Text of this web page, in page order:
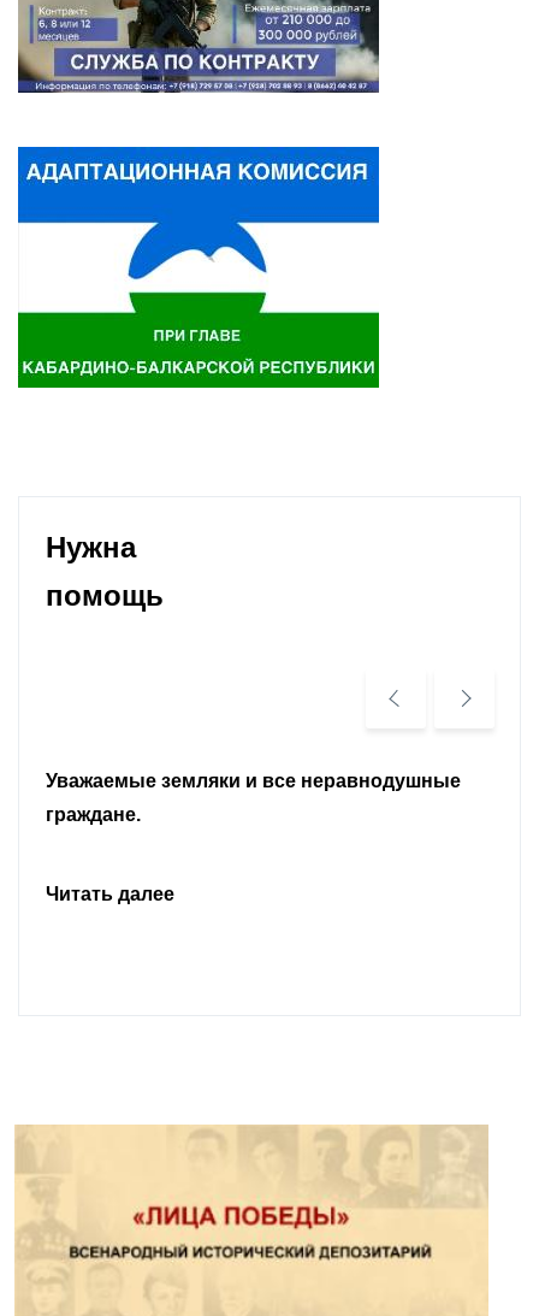
Нужна
помощь
Уважаемые земляки и все неравнодушные
граждане.
Читать далее